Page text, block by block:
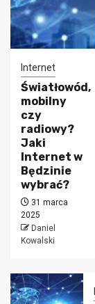
Internet
Światłowód,
mobilny
czy
radiowy?
Jaki
Internet w
Będzinie
wybrać?
31 marca
2025
Daniel
Kowalski